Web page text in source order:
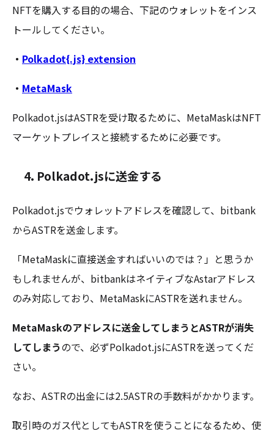
NFTを購入する目的の場合、下記のウォレットをインス
トールしてください。
・ Polkadot{.js} extension
・ MetaMask
Polkadot.jsはASTRを受け取るために、MetaMaskはNFT
マーケットプレイスと接続するために必要です。
4. Polkadot.jsに送金する
Polkadot.jsでウォレットアドレスを確認して、bitbank
からASTRを送金します。
「MetaMaskに直接送金すればいいのでは？」と思うか
もしれませんが、bitbankはネイティブなAstarアドレス
のみ対応しており、MetaMaskにASTRを送れません。
MetaMaskのアドレスに送金してしまうとASTRが消失
してしまうので、必ずPolkadot.jsにASTRを送ってくだ
さい。
なお、ASTRの出金には2.5ASTRの手数料がかかります。
取引時のガス代としてもASTRを使うことになるため、使